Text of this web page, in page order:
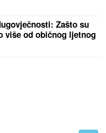
Zašto su
više od običnog ljetnog